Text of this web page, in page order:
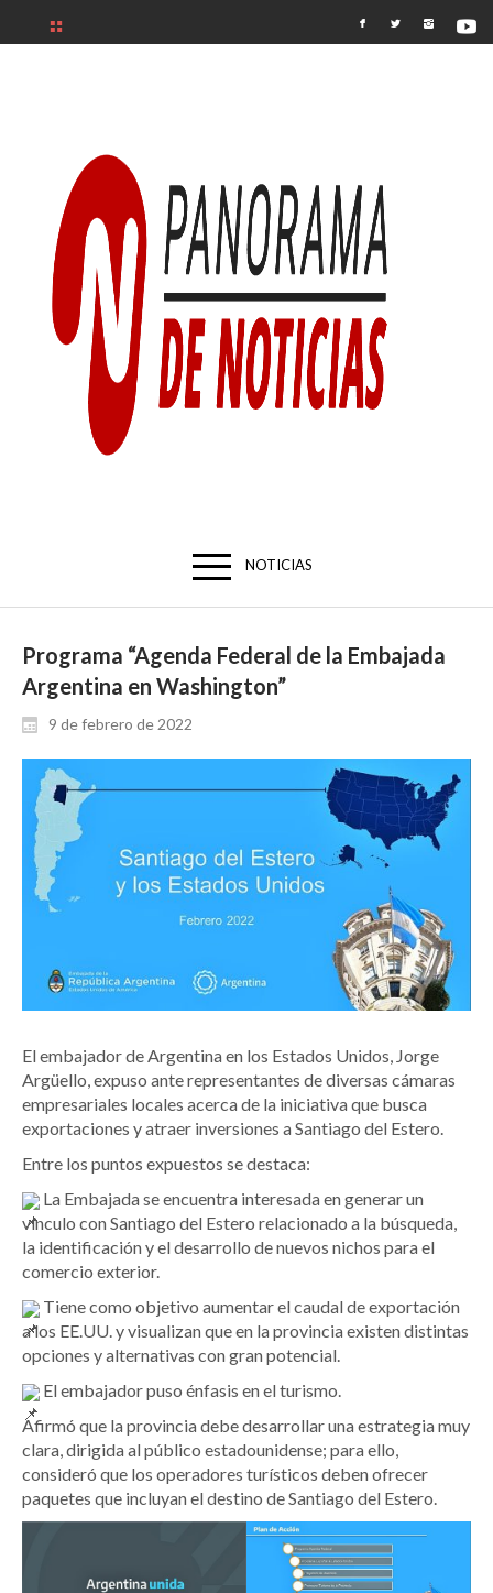
NOTICIAS
Programa “Agenda Federal de la Embajada
Argentina en Washington”
9 de febrero de 2022
El embajador de Argentina en los Estados Unidos, Jorge
Argüello, expuso ante representantes de diversas cámaras
empresariales locales acerca de la iniciativa que busca
exportaciones y atraer inversiones a Santiago del Estero.
Entre los puntos expuestos se destaca:
La Embajada se encuentra interesada en generar un
vínculo con Santiago del Estero relacionado a la búsqueda,
la identificación y el desarrollo de nuevos nichos para el
comercio exterior.
Tiene como objetivo aumentar el caudal de exportación
a los EE.UU. y visualizan que en la provincia existen distintas
opciones y alternativas con gran potencial.
El embajador puso énfasis en el turismo.
Afirmó que la provincia debe desarrollar una estrategia muy
clara, dirigida al público estadounidense; para ello,
consideró que los operadores turísticos deben ofrecer
paquetes que incluyan el destino de Santiago del Estero.